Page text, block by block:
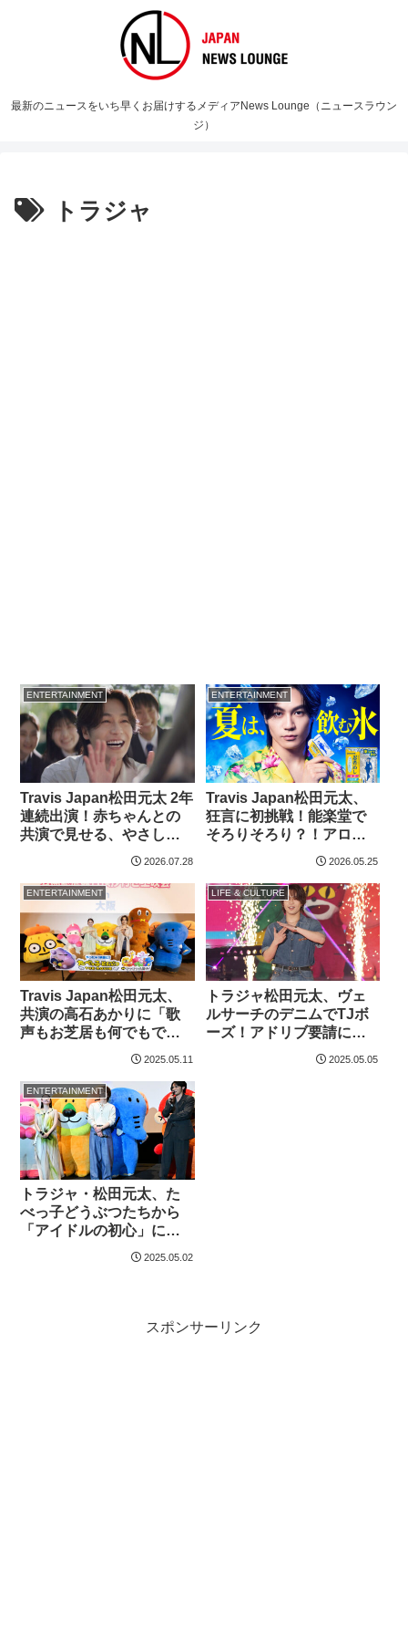
最新のニュースをいち早くお届けするメディアNews Lounge（ニュースラウン
ジ）
トラジャ
ENTERTAINMENT
Travis Japan松田元太 2年
連続出演！赤ちゃんとの
共演で見せる、やさしい
笑顔と穏やかな歌声に注
目！“落ち着く場所”は…
2026.07.28
ENTERTAINMENT
Travis Japan松田元太、
狂言に初挑戦！能楽堂で
そろりそろり？！アロハ
シャツ姿で和泉元彌さん
直伝“すり足”を披露
2026.05.25
ENTERTAINMENT
Travis Japan松田元太、
共演の高石あかりに「歌
声もお芝居も何でもでき
ちゃうのがズルい」と嫉
2025.05.11
LIFE & CULTURE
トラジャ松田元太、ヴェ
ルサーチのデニムでTJボ
ーズ！アドリブ要請に
「いつもの松田元太、い
つものTJ的なオーラ
2025.05.05
ENTERTAINMENT
トラジャ・松田元太、た
べっ子どうぶつたちから
「アイドルの初心」に気
づかされたことを発表も
水上恒司からツッコミ
2025.05.02
スポンサーリンク